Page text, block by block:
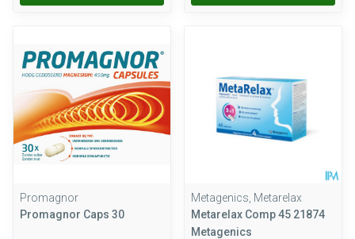
Promagnor
Promagnor Caps 30
Metagenics, Metarelax
Metarelax Comp 45 21874
Metagenics